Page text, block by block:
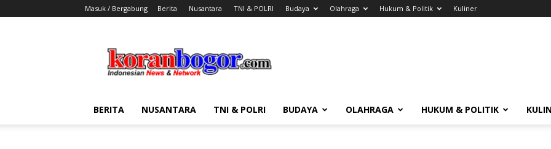
Masuk / Bergabung Berita Nusantara TNI & POLRI Budaya Olahraga Hukum & Politik Kuliner
Bogor
BERITA NUSANTARA TNI & POLRI BUDAYA OLAHRAGA HUKUM & POLITIK